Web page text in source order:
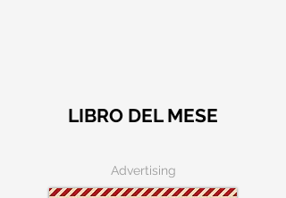
LIBRO DEL MESE
Advertising